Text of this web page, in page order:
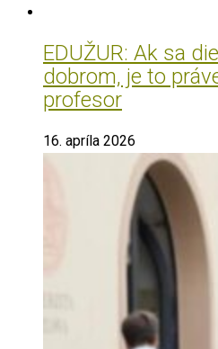
EDUŽUR: Ak sa
dobrom, je to
profesor
16. apríla 2026